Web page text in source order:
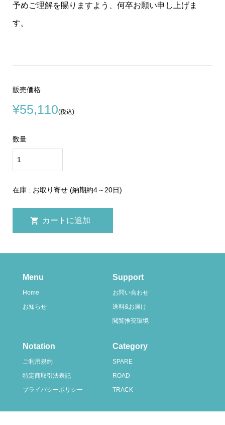
予めご理解を賜りますよう、何卒お願い申し上げま
す。
販売価格
¥55,110(税込)
数量
在庫 : お取り寄せ (納期約4～20日)
Menu
Home
お知らせ
Support
お問い合わせ
送料&お届け
閲覧推奨環境
Notation
ご利用規約
特定商取引法表記
プライバシーポリシー
Category
SPARE
ROAD
TRACK